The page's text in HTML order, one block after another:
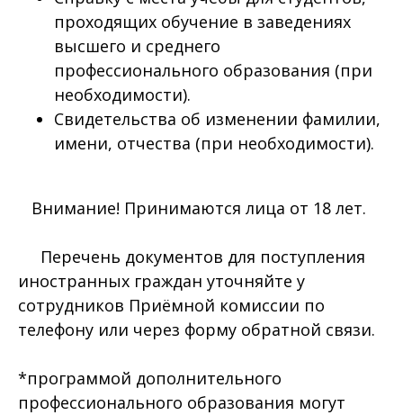
проходящих обучение в заведениях
высшего и среднего
профессионального образования (при
необходимости).
Свидетельства об изменении фамилии,
имени, отчества (при необходимости).
Внимание! Принимаются лица от 18 лет.
Перечень документов для поступления
иностранных граждан уточняйте у
сотрудников Приёмной комиссии по
телефону или через форму обратной связи.
*программой дополнительного
профессионального образования могут